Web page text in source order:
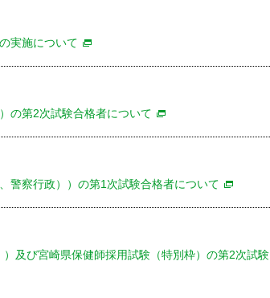
実施について
の第2次試験合格者について
警察行政））の第1次試験合格者について
及び宮崎県保健師採用試験（特別枠）の第2次試験